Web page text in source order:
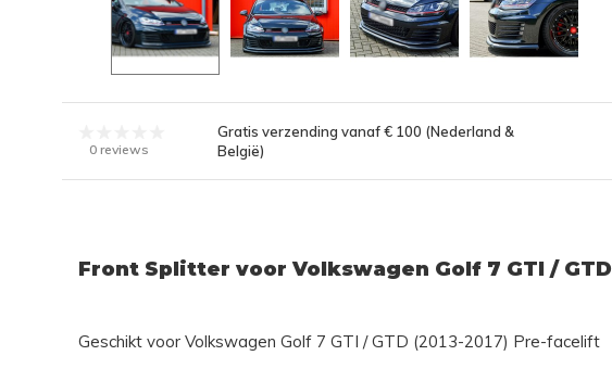
0 reviews
Gratis verzending vanaf € 100 (Nederland &
België)
Front Splitter voor Volkswagen Golf 7 GTI / GTD
Geschikt voor Volkswagen Golf 7 GTI / GTD (2013-2017) Pre-facelift